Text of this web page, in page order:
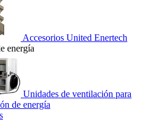
Accesorios United Enertech
energía
Unidades de ventilación para
de energía